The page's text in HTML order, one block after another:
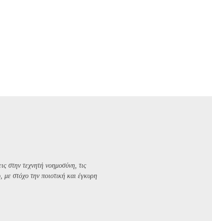
στην τεχνητή νοημοσύνη, τις
στόχο την ποιοτική και έγκυρη